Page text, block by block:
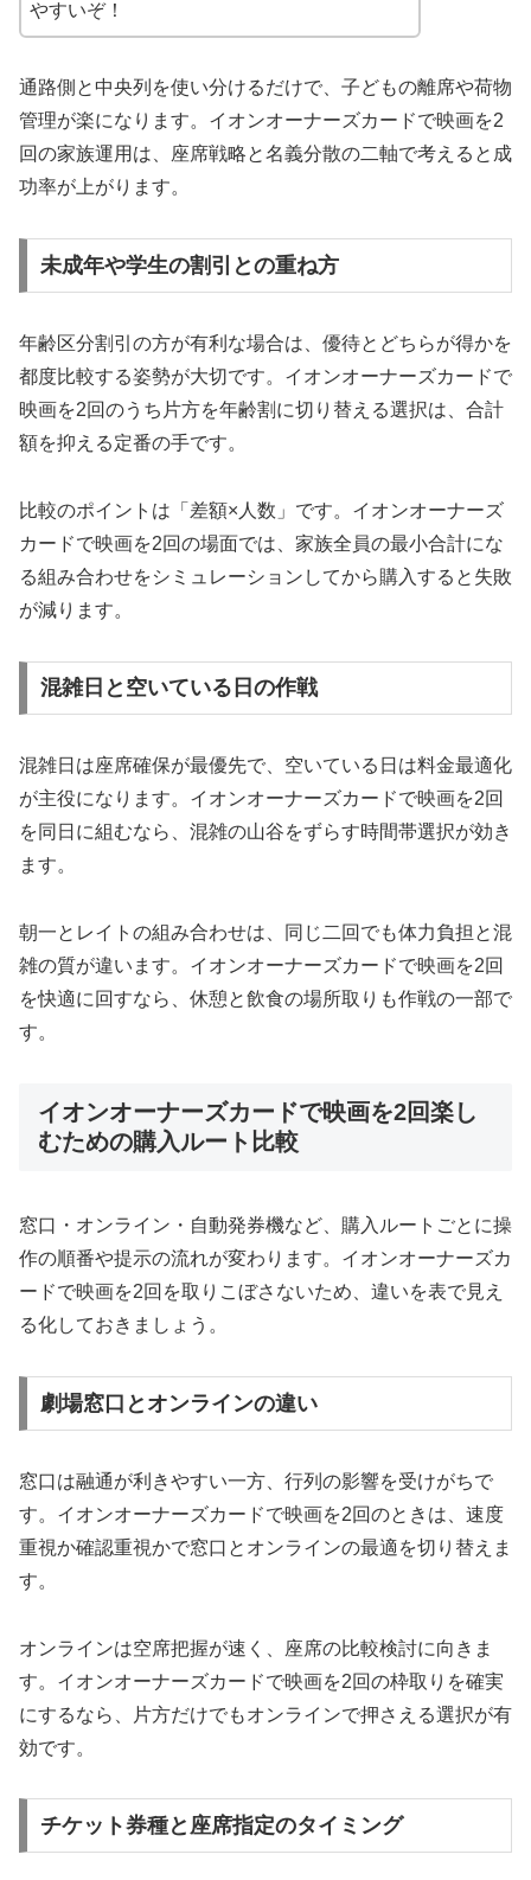
やすいぞ！
通路側と中央列を使い分けるだけで、子どもの離席や荷物
管理が楽になります。イオンオーナーズカードで映画を2
回の家族運用は、座席戦略と名義分散の二軸で考えると成
功率が上がります。
未成年や学生の割引との重ね方
年齢区分割引の方が有利な場合は、優待とどちらが得かを
都度比較する姿勢が大切です。イオンオーナーズカードで
映画を2回のうち片方を年齢割に切り替える選択は、合計
額を抑える定番の手です。
比較のポイントは「差額×人数」です。イオンオーナーズ
カードで映画を2回の場面では、家族全員の最小合計にな
る組み合わせをシミュレーションしてから購入すると失敗
が減ります。
混雑日と空いている日の作戦
混雑日は座席確保が最優先で、空いている日は料金最適化
が主役になります。イオンオーナーズカードで映画を2回
を同日に組むなら、混雑の山谷をずらす時間帯選択が効き
ます。
朝一とレイトの組み合わせは、同じ二回でも体力負担と混
雑の質が違います。イオンオーナーズカードで映画を2回
を快適に回すなら、休憩と飲食の場所取りも作戦の一部で
す。
イオンオーナーズカードで映画を2回楽し
むための購入ルート比較
窓口・オンライン・自動発券機など、購入ルートごとに操
作の順番や提示の流れが変わります。イオンオーナーズカ
ードで映画を2回を取りこぼさないため、違いを表で見え
る化しておきましょう。
劇場窓口とオンラインの違い
窓口は融通が利きやすい一方、行列の影響を受けがちで
す。イオンオーナーズカードで映画を2回のときは、速度
重視か確認重視かで窓口とオンラインの最適を切り替えま
す。
オンラインは空席把握が速く、座席の比較検討に向きま
す。イオンオーナーズカードで映画を2回の枠取りを確実
にするなら、片方だけでもオンラインで押さえる選択が有
効です。
チケット券種と座席指定のタイミング